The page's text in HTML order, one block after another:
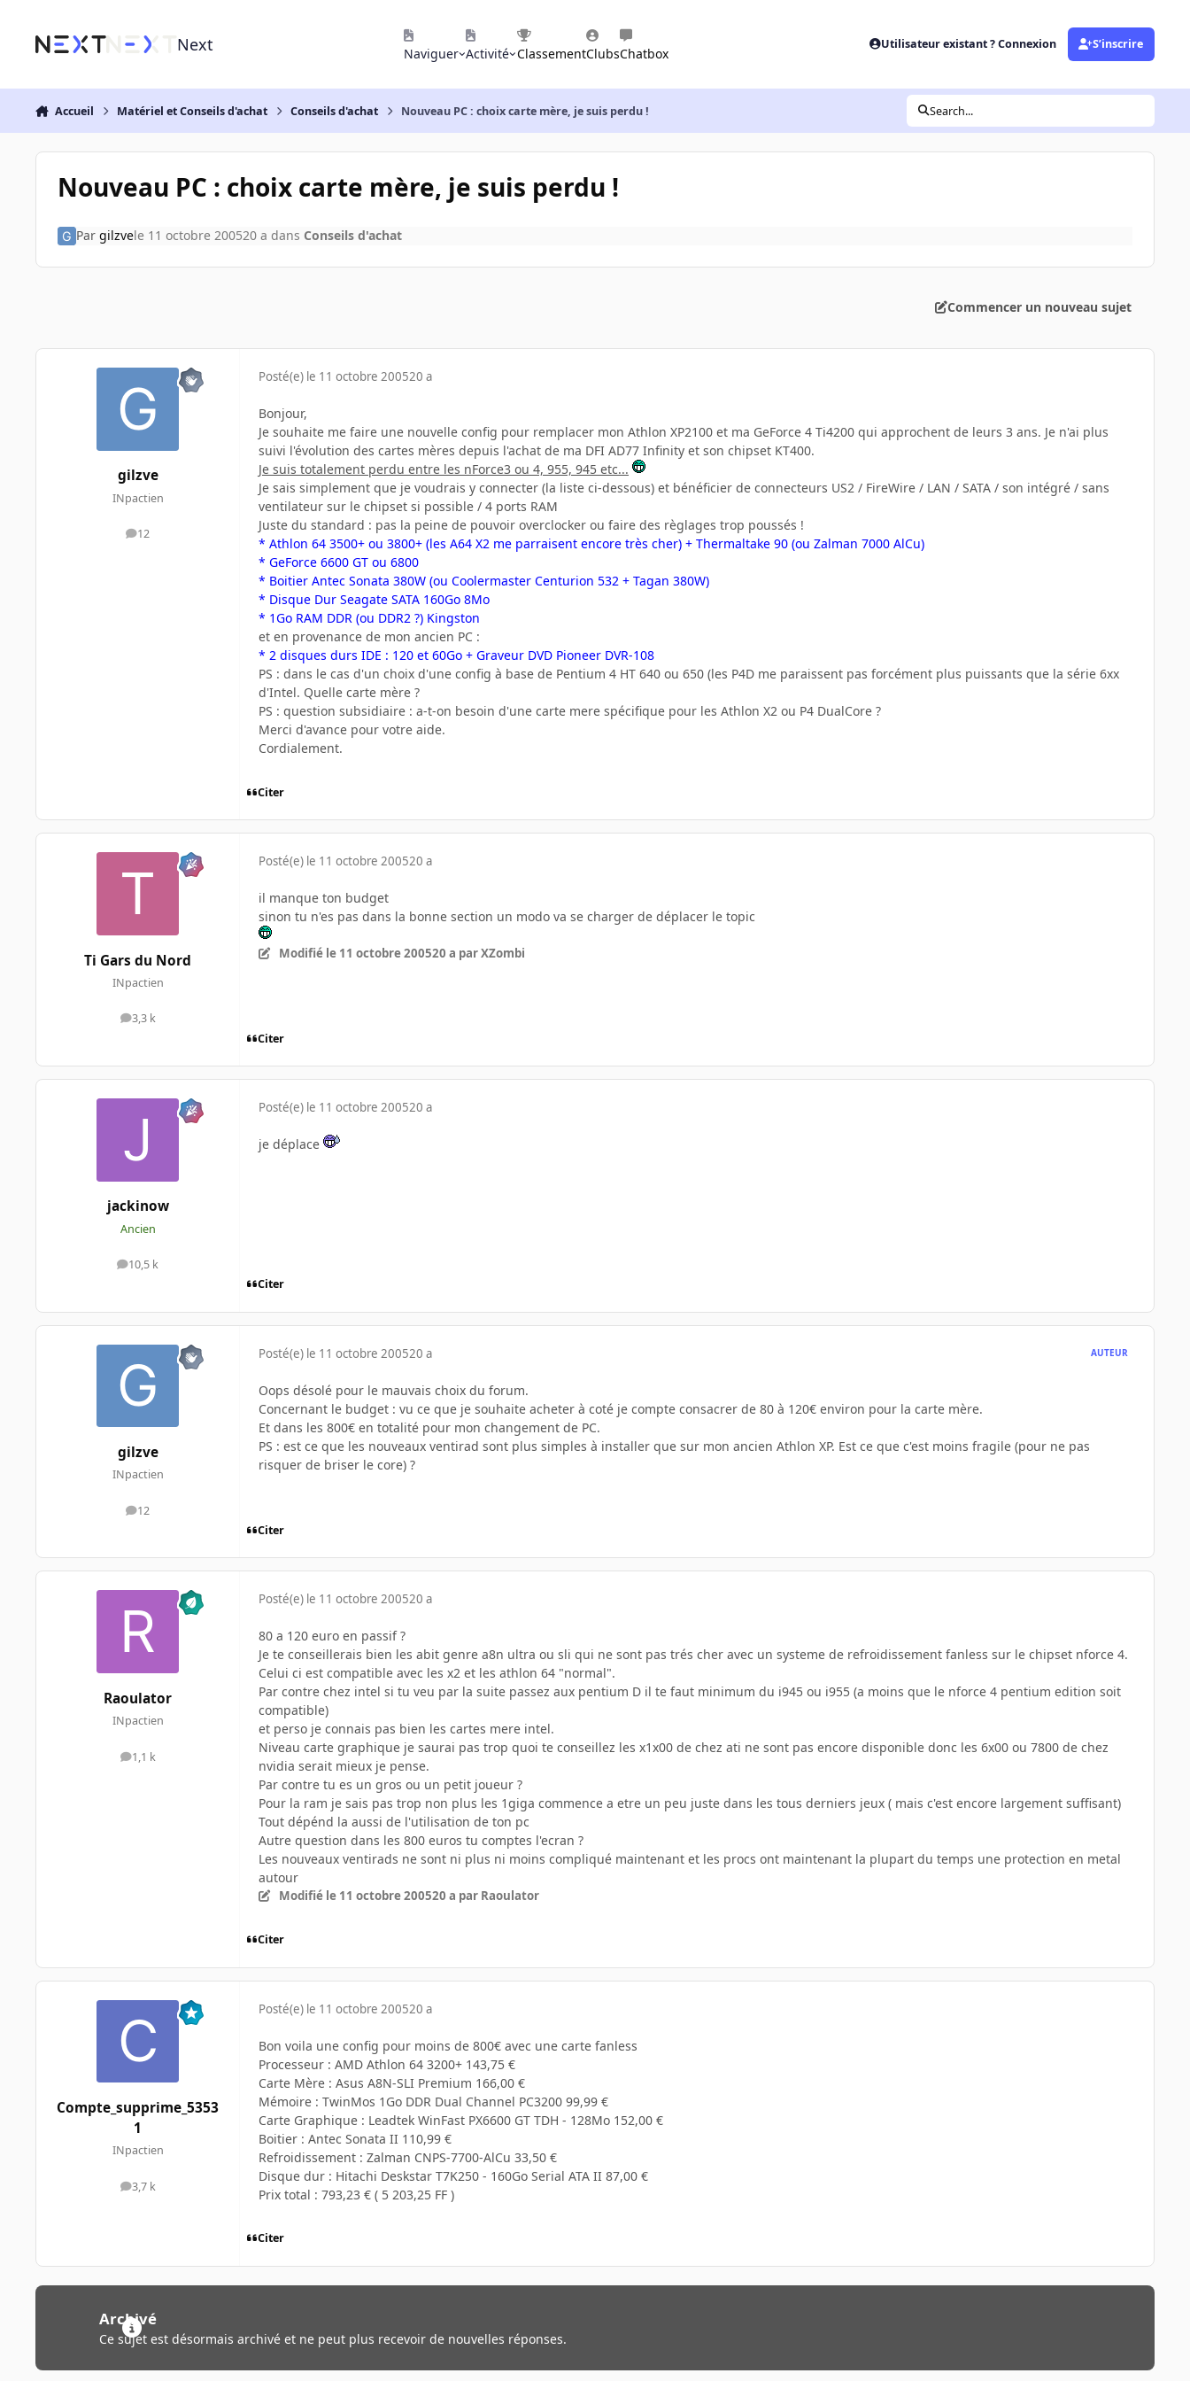
Next Naviguer Activité ClassementClubsChatbox
Utilisateur existant ? Connexion S’inscrire
Accueil Matériel et Conseils d'achat Conseils d'achat Nouveau PC : choix carte mère, je suis perdu ! Search...
Nouveau PC : choix carte mère, je suis perdu !
Par gilzvele 11 octobre 200520 a dans Conseils d'achat
Commencer un nouveau sujet
gilzve
INpactien
12
messages
Posté(e) le 11 octobre 200520 a
Bonjour,
Je souhaite me faire une nouvelle config pour remplacer mon Athlon XP2100 et ma GeForce 4 Ti4200 qui approchent de leurs 3 ans. Je n'ai plus
suivi l'évolution des cartes mères depuis l'achat de ma DFI AD77 Infinity et son chipset KT400.
Je suis totalement perdu entre les nForce3 ou 4, 955, 945 etc...
Je sais simplement que je voudrais y connecter (la liste ci-dessous) et bénéficier de connecteurs US2 / FireWire / LAN / SATA / son intégré / sans
ventilateur sur le chipset si possible / 4 ports RAM
Juste du standard : pas la peine de pouvoir overclocker ou faire des règlages trop poussés !
* Athlon 64 3500+ ou 3800+ (les A64 X2 me parraisent encore très cher) + Thermaltake 90 (ou Zalman 7000 AlCu)
* GeForce 6600 GT ou 6800
* Boitier Antec Sonata 380W (ou Coolermaster Centurion 532 + Tagan 380W)
* Disque Dur Seagate SATA 160Go 8Mo
* 1Go RAM DDR (ou DDR2 ?) Kingston
et en provenance de mon ancien PC :
* 2 disques durs IDE : 120 et 60Go + Graveur DVD Pioneer DVR-108
PS : dans le cas d'un choix d'une config à base de Pentium 4 HT 640 ou 650 (les P4D me paraissent pas forcément plus puissants que la série 6xx
d'Intel. Quelle carte mère ?
PS : question subsidiaire : a-t-on besoin d'une carte mere spécifique pour les Athlon X2 ou P4 DualCore ?
Merci d'avance pour votre aide.
Cordialement.
Citer
Ti Gars du Nord
INpactien
3,3 k
messages
Posté(e) le 11 octobre 200520 a
il manque ton budget
sinon tu n'es pas dans la bonne section un modo va se charger de déplacer le topic
Modifié le 11 octobre 200520 a par XZombi
Citer
jackinow
Ancien
10,5 k
messages
Posté(e) le 11 octobre 200520 a
je déplace
Citer
gilzve
INpactien
12
messages
Posté(e) le 11 octobre 200520 a AUTEUR
Oops désolé pour le mauvais choix du forum.
Concernant le budget : vu ce que je souhaite acheter à coté je compte consacrer de 80 à 120€ environ pour la carte mère.
Et dans les 800€ en totalité pour mon changement de PC.
PS : est ce que les nouveaux ventirad sont plus simples à installer que sur mon ancien Athlon XP. Est ce que c'est moins fragile (pour ne pas
risquer de briser le core) ?
Citer
Raoulator
INpactien
1,1 k
messages
Posté(e) le 11 octobre 200520 a
80 a 120 euro en passif ?
Je te conseillerais bien les abit genre a8n ultra ou sli qui ne sont pas trés cher avec un systeme de refroidissement fanless sur le chipset nforce 4.
Celui ci est compatible avec les x2 et les athlon 64 "normal".
Par contre chez intel si tu veu par la suite passez aux pentium D il te faut minimum du i945 ou i955 (a moins que le nforce 4 pentium edition soit
compatible)
et perso je connais pas bien les cartes mere intel.
Niveau carte graphique je saurai pas trop quoi te conseillez les x1x00 de chez ati ne sont pas encore disponible donc les 6x00 ou 7800 de chez
nvidia serait mieux je pense.
Par contre tu es un gros ou un petit joueur ?
Pour la ram je sais pas trop non plus les 1giga commence a etre un peu juste dans les tous derniers jeux ( mais c'est encore largement suffisant)
Tout dépénd la aussi de l'utilisation de ton pc
Autre question dans les 800 euros tu comptes l'ecran ?
Les nouveaux ventirads ne sont ni plus ni moins compliqué maintenant et les procs ont maintenant la plupart du temps une protection en metal
autour
Modifié le 11 octobre 200520 a par Raoulator
Citer
Compte_supprime_5353
1
INpactien
3,7 k
messages
Posté(e) le 11 octobre 200520 a
Bon voila une config pour moins de 800€ avec une carte fanless
Processeur : AMD Athlon 64 3200+ 143,75 €
Carte Mère : Asus A8N-SLI Premium 166,00 €
Mémoire : TwinMos 1Go DDR Dual Channel PC3200 99,99 €
Carte Graphique : Leadtek WinFast PX6600 GT TDH - 128Mo 152,00 €
Boitier : Antec Sonata II 110,99 €
Refroidissement : Zalman CNPS-7700-AlCu 33,50 €
Disque dur : Hitachi Deskstar T7K250 - 160Go Serial ATA II 87,00 €
Prix total : 793,23 € ( 5 203,25 FF )
Citer
Archivé
Ce sujet est désormais archivé et ne peut plus recevoir de nouvelles réponses.